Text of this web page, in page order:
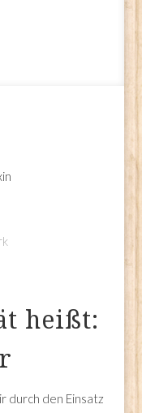
heißt:
durch den Einsatz